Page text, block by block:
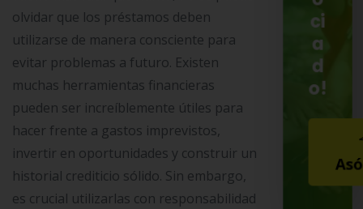
olvidar que los préstamos deben
utilizarse de manera consciente para
evitar problemas a futuro. Existen
muchas herramientas financieras
pueden ser increíblemente útiles para
hacer frente a gastos imprevistos,
invertir en oportunidades y construir un
historial crediticio sólido. Sin embargo,
es crucial utilizarlas con responsabilidad
ci
a
d
o!